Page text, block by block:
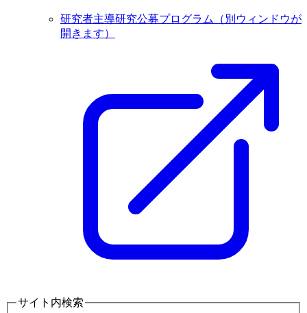
研究者主導研究公募プログラム
（別ウィンドウが
開きます）
サイト内検索